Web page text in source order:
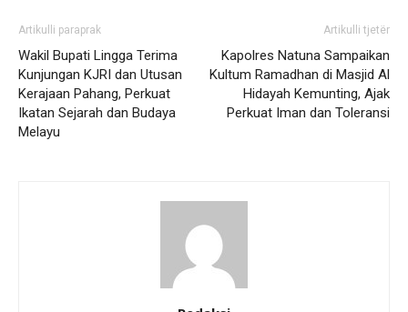
Artikulli paraprak
Wakil Bupati Lingga Terima
Kunjungan KJRI dan Utusan
Kerajaan Pahang, Perkuat
Ikatan Sejarah dan Budaya
Melayu
Artikulli tjetër
Kapolres Natuna Sampaikan
Kultum Ramadhan di Masjid Al
Hidayah Kemunting, Ajak
Perkuat Iman dan Toleransi